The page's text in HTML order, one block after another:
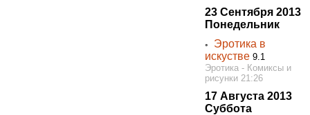
23 Сентября 2013
Понедельник
◦ Эротика в
искустве 9.1
Эротика - Комиксы и
рисунки 21:26
17 Августа 2013
Суббота